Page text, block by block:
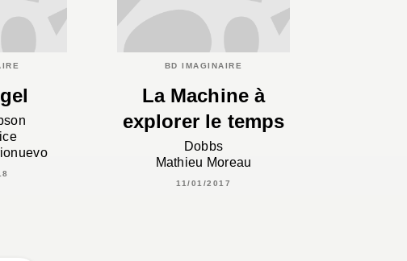
BD IMAGINAIRE
La Machine à
explorer le temps
Dobbs
Mathieu Moreau
11/01/2017